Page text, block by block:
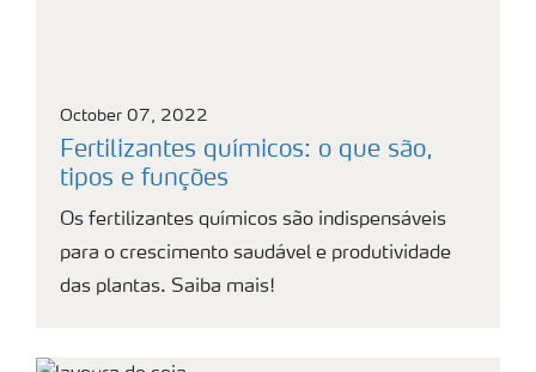
October 07, 2022
Fertilizantes químicos: o que são,
tipos e funções
Os fertilizantes químicos são indispensáveis
para o crescimento saudável e produtividade
das plantas. Saiba mais!